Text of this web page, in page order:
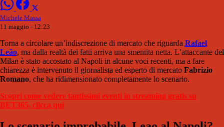
Michele Massa
11 maggio - 12:23
Torna a circolare un’indiscrezione di mercato che riguarda Rafael
Leão, ma dalla realtà dei fatti arriva una smentita netta. L’attaccante del
Milan è stato accostato al Napoli in alcune voci recenti, ma a fare
chiarezza è intervenuto il giornalista ed esperto di mercato Fabrizio
Romano, che ha ridimensionato completamente lo scenario.
Scopri come vedere tantissimi eventi in streaming gratis su
BET365, clicca qui